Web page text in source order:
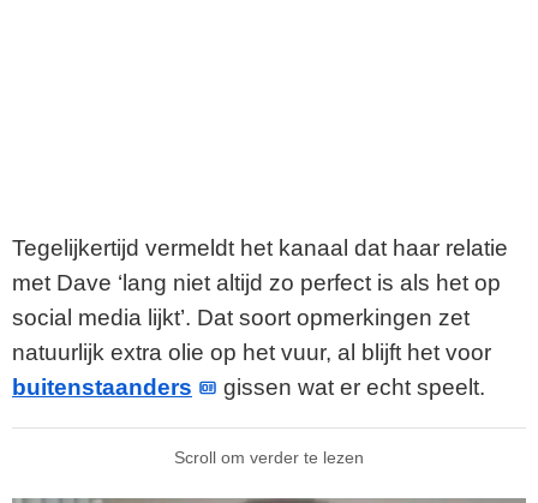
Tegelijkertijd vermeldt het kanaal dat haar relatie
met Dave ‘lang niet altijd zo perfect is als het op
social media lijkt’. Dat soort opmerkingen zet
natuurlijk extra olie op het vuur, al blijft het voor
buitenstaanders
gissen wat er echt speelt.
Scroll om verder te lezen